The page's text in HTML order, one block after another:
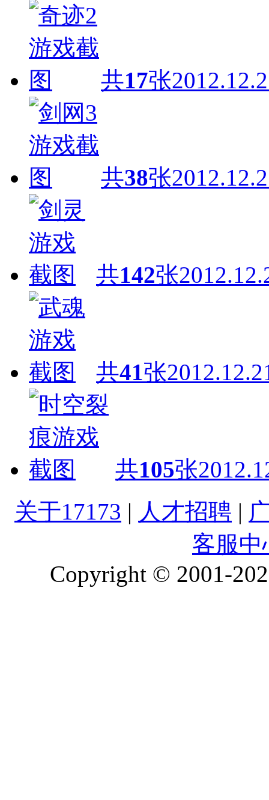
共17张
共38张
共142张
共41张
共105张
关于17173 | 人才招聘 |
客服中
Copyright © 2001-